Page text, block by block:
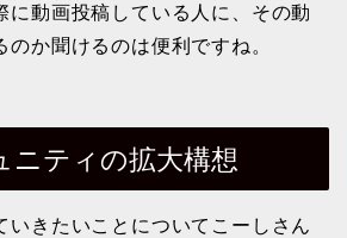
に動画投稿している人に、その動
か聞けるのは便利ですね。
ニティの拡大構想
いきたいことについてこーしさん